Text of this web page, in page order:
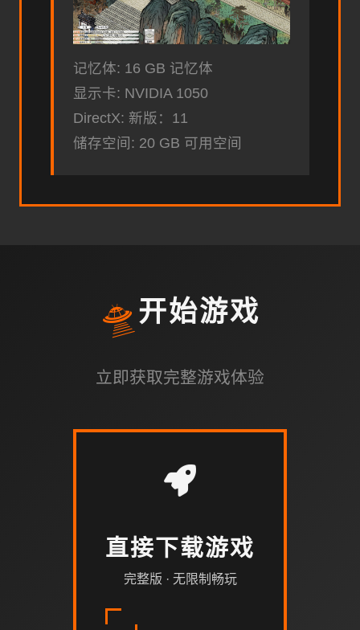
记忆体: 16 GB 记忆体
显示卡: NVIDIA 1050
DirectX: 新版：11
储存空间: 20 GB 可用空间
🛸 开始游戏
立即获取完整游戏体验
直接下载游戏
完整版 · 无限制畅玩